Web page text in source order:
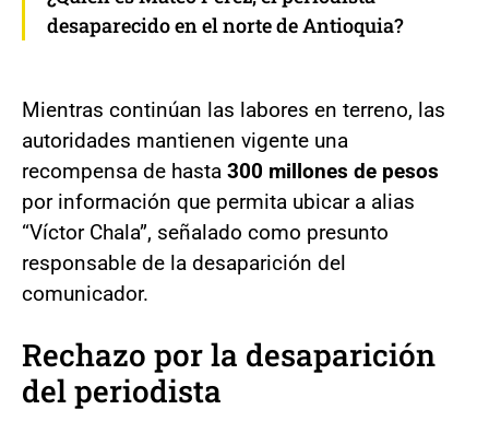
desaparecido en el norte de Antioquia?
Mientras continúan las labores en terreno, las
autoridades mantienen vigente una
recompensa de hasta 300 millones de pesos
por información que permita ubicar a alias
“Víctor Chala”, señalado como presunto
responsable de la desaparición del
comunicador.
Rechazo por la desaparición
del periodista